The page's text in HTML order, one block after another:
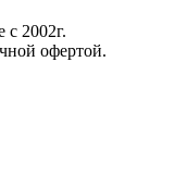
2002г.
офертой.